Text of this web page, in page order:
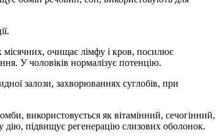
місячних, очищає лімфу і кров, посилює
У чоловіків нормалізує потенцію.
залози, захворюваннях суглобів, при
використовується як вітамінний, сечогінний,
дію, підвищує регенерацію слизових оболонок.